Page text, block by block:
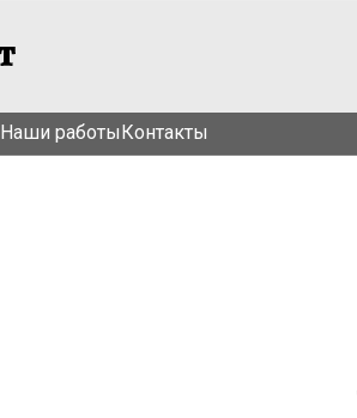
Наши работыКонтакты